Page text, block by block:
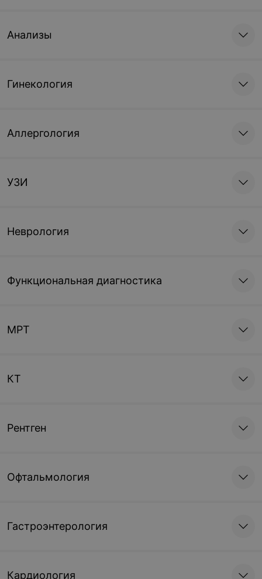
Анализы
Гинекология
Аллергология
УЗИ
Неврология
Функциональная диагностика
МРТ
КТ
Рентген
Офтальмология
Гастроэнтерология
Кардиология